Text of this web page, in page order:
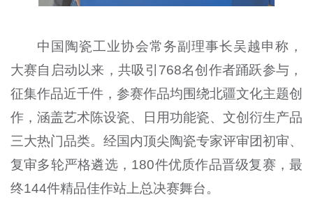
中国陶瓷工业协会常务副理事长吴越申称，
大赛自启动以来，共吸引768名创作者踊跃参与，
征集作品近千件，参赛作品均围绕北疆文化主题创
作，涵盖艺术陈设瓷、日用功能瓷、文创衍生产品
三大热门品类。经国内顶尖陶瓷专家评审团初审、
复审多轮严格遴选，180件优质作品晋级复赛，最
终144件精品佳作站上总决赛舞台。